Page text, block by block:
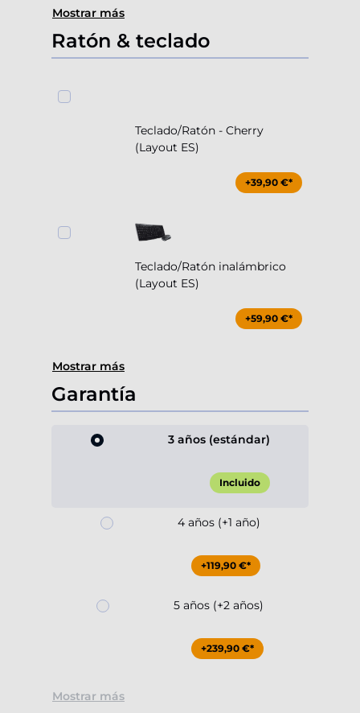
Mostrar más
Ratón & teclado
Teclado/Ratón - Cherry
(Layout ES)
+39,90 €*
Teclado/Ratón inalámbrico
(Layout ES)
+59,90 €*
Mostrar más
Garantía
3 años (estándar)
Incluido
4 años (+1 año)
+119,90 €*
5 años (+2 años)
+239,90 €*
Mostrar más